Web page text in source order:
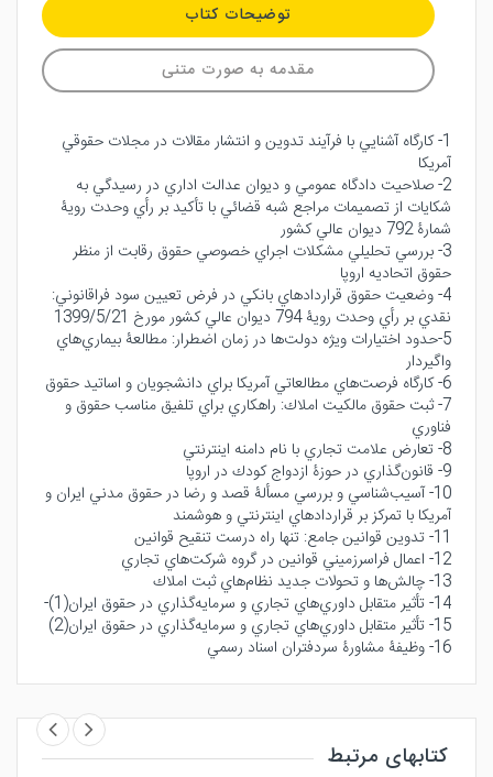
توضیحات کتاب
مقدمه به صورت متنی
1- كارگاه آشنايي با فرآيند تدوين و انتشار مقالات در مجلات حقوقي
آمريكا
2- صلاحيت دادگاه عمومي و ديوان عدالت اداري در رسيدگي به
شكايات از تصميمات مراجع شبه قضائي با تأكيد بر رأي وحدت رويۀ
شمارۀ 792 ديوان عالي كشور
3- بررسي تحليلي مشكلات اجراي خصوصي حقوق رقابت از منظر
حقوق اتحاديه اروپا
4- وضعيت حقوق قراردادهاي بانكي در فرض تعيين سود فراقانوني:
نقدي بر رأي وحدت رويۀ 794 ديوان عالي كشور مورخ 1399/5/21
5-حدود اختيارات ويژه دولت‌ها در زمان اضطرار: مطالعۀ بيماري‌هاي
واگيردار
6- كارگاه فرصت‌هاي مطالعاتي آمريكا براي دانشجويان و اساتيد حقوق
7- ثبت حقوق مالكيت املاك: راهكاري براي تلفيق مناسب حقوق و
فناوري
8- تعارض علامت تجاري با نام دامنه اينترنتي
9- قانون‌گذاري در حوزۀ ازدواج كودك در اروپا
10- آسيب‌شناسي و بررسي مسألۀ قصد و رضا در حقوق مدني ايران و
آمريكا با تمركز بر قراردادهاي اينترنتي و هوشمند
11- تدوين قوانين جامع: تنها راه درست تنقيح قوانين
12- اعمال فراسرزميني قوانين در گروه شركت‌هاي تجاري
13- چالش‌ها و تحولات جديد نظام‌هاي ثبت املاك
14- تأثير متقابل داوري‌هاي تجاري و سرمايه‌گذاري در حقوق ايران(1)-
15- تأثير متقابل داوري‌هاي تجاري و سرمايه‌گذاري در حقوق ايران(2)
16- وظيفۀ مشاورۀ سردفتران اسناد رسمي
کتابهای مرتبط